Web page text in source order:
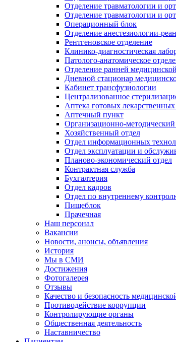
Отделение травматологии и
Отделение травматологии и
Операционный блок
Отделение анестезиологии-
Рентгеновское отделение
Клинико-диагностическая
Патолого-анатомическое
Отделение ранней
Дневной стационар
Кабинет трансфузиологии
Централизованное
Аптека готовых
Аптечный пункт
Организационно-методический
Хозяйственный отдел
Отдел информационных
Отдел эксплуатации и
Планово-экономический отдел
Контрактная служба
Бухгалтерия
Отдел кадров
Отдел по внутреннему
Пищеблок
Прачечная
Наш персонал
Вакансии
Новости, анонсы, объявления
История
Мы в СМИ
Достижения
Фотогалерея
Отзывы
Качество и безопасность
Противодействие коррупции
Контролирующие органы
Общественная деятельность
Наставничество